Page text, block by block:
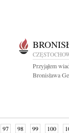
Przyjąłem
Bronisława
97 98 99 100